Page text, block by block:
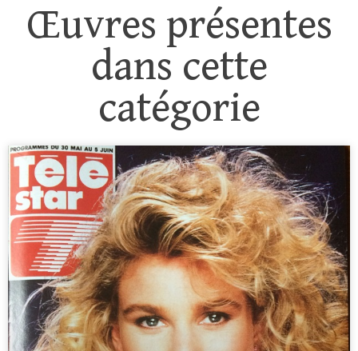
Œuvres présentes
dans cette
catégorie